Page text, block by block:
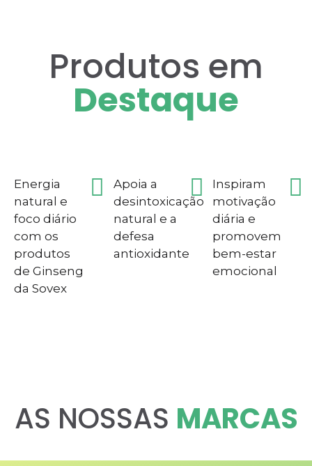
Produtos em
Destaque
Energia
natural e
foco diário
com os
produtos
de Ginseng
da Sovex
Apoia a
desintoxicação
natural e a
defesa
antioxidante
Inspiram
motivação
diária e
promovem
bem-estar
emocional
AS NOSSAS MARCAS